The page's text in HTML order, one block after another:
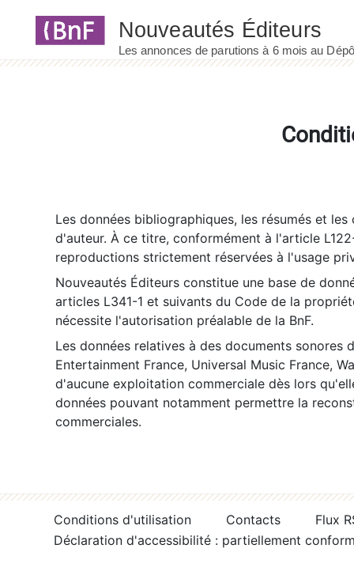
Les données bibliographiques, les résumés et
d'auteur. À ce titre, conformément à l'article
reproductions strictement réservées à l'usage
Nouveautés Éditeurs constitue une base de
articles L341-1 et suivants du Code de la
nécessite l'autorisation préalable de la BnF.
Les données relatives à des documents sonores
Entertainment France, Universal Music France,
d'aucune exploitation commerciale dès lors
données pouvant notamment permettre la
commerciales.
Conditions d'utilisation Contacts
Flux
Déclaration d'accessibilité : partiellement